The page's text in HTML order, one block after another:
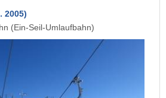
2005)
(Ein-Seil-Umlaufbahn)